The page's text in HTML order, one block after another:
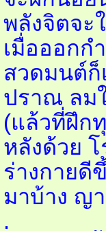
พลังจิตจะ
เมื่อออกก
สวดมนต์ก็
ปราณ ลม
(แล้วที่ฝึก
หลังด้วย โ
ร่างกายดี
มาบ้าง ญ
.